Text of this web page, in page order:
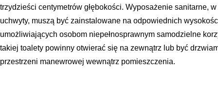
trzydzieści centymetrów głębokości. Wyposażenie sanitarne,
uchwyty, muszą być zainstalowane na odpowiednich
umożliwiających osobom niepełnosprawnym samodzielne
takiej toalety powinny otwierać się na zewnątrz lub być
przestrzeni manewrowej wewnątrz pomieszczenia.